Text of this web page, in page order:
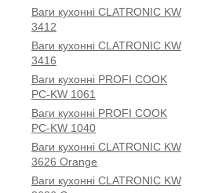
Ваги кухонні CLATRONIC KW
3412
Ваги кухонні CLATRONIC KW
3416
Ваги кухонні PROFI COOK
PC-KW 1061
Ваги кухонні PROFI COOK
PC-KW 1040
Ваги кухонні CLATRONIC KW
3626 Orange
Ваги кухонні CLATRONIC KW